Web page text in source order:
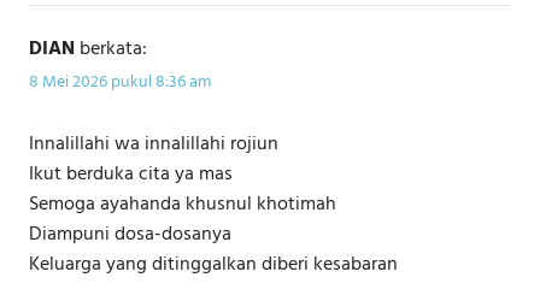
DIANberkata:
8 Mei 2026 pukul 8:36 am
Innalillahi wa innalillahi rojiun
Ikut berduka cita ya mas
Semoga ayahanda khusnul khotimah
Diampuni dosa-dosanya
Keluarga yang ditinggalkan diberi kesabaran